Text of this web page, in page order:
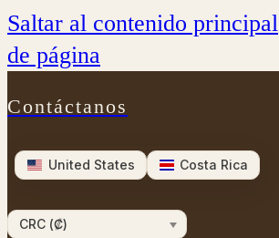
Saltar al contenido principal
de página
Contáctanos
United States Costa Rica
CRC (₡)